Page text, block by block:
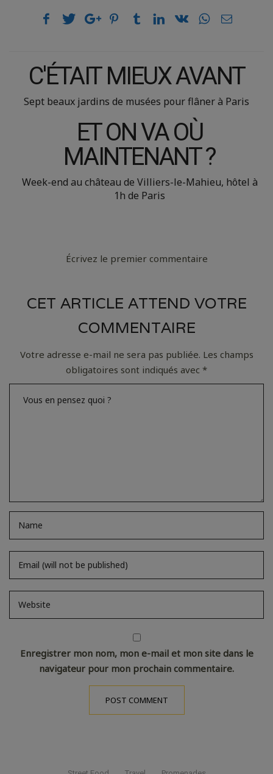
C'ÉTAIT MIEUX AVANT
Sept beaux jardins de musées pour flâner à Paris
ET ON VA OÙ
MAINTENANT ?
Week-end au château de Villiers-le-Mahieu, hôtel à
1h de Paris
Écrivez le premier commentaire
CET ARTICLE ATTEND VOTRE
COMMENTAIRE
Votre adresse e-mail ne sera pas publiée. Les champs
obligatoires sont indiqués avec *
Enregistrer mon nom, mon e-mail et mon site dans le
navigateur pour mon prochain commentaire.